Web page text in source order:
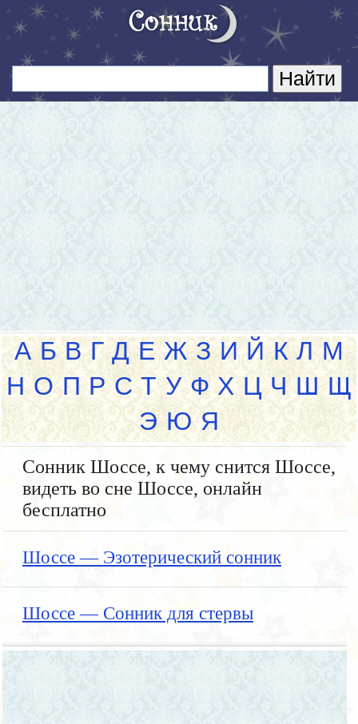
А Б В Г Д Е Ж З И Й К Л М
Н О П Р С Т У Ф Х Ц Ч Ш Щ
Э Ю Я
Сонник Шоссе, к чему снится Шоссе,
видеть во сне Шоссе, онлайн
бесплатно
Шоссе — Эзотерический сонник
Шоссе — Сонник для стервы